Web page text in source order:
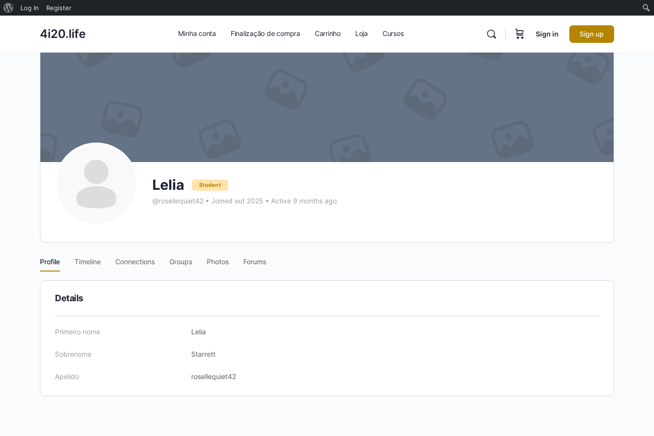
Sobre
WordPress
Log In Register
4i20.life Minha conta Finalização de compra Carrinho Loja Cursos Sign in Sign up
Lelia Student
@rosellequiet42 • Joined out 2025 • Active 9 months ago
Profile Timeline Connections Groups Photos Forums
Details
Primeiro nome Lelia
Sobrenome Starrett
Apelido rosellequiet42